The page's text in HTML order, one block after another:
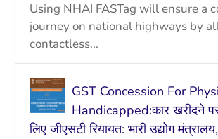
Using NHAI FASTag will ensure a
journey on national highways by
contactless...
GST Concession For
Handicapped:कार खरीदने
लिए जीएसटी रियायत: भारी उद्योग